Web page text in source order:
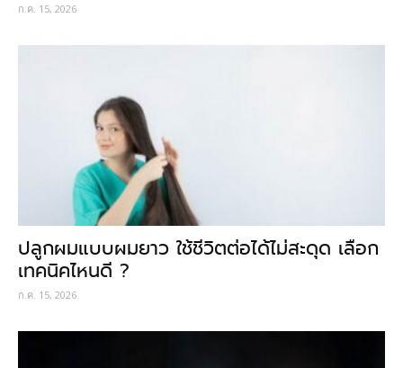
ก.ค. 15, 2026
ปลูกผมแบบผมยาว ใช้ชีวิตต่อได้ไม่สะดุด เลือก
เทคนิคไหนดี ?
ก.ค. 15, 2026